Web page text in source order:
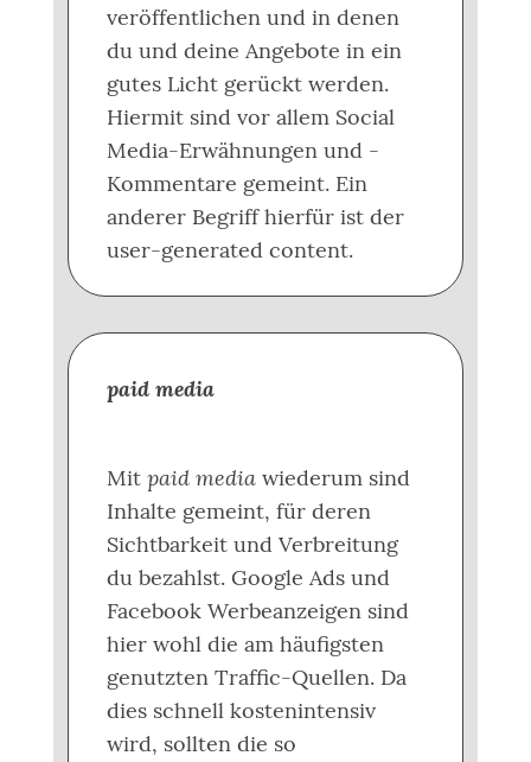
veröffentlichen und in denen
du und deine Angebote in ein
gutes Licht gerückt werden.
Hiermit sind vor allem Social
Media-Erwähnungen und -
Kommentare gemeint. Ein
anderer Begriff hierfür ist der
user-generated content.
paid media
Mit paid mediawiederum sind
Inhalte gemeint, für deren
Sichtbarkeit und Verbreitung
du bezahlst. Google Ads und
Facebook Werbeanzeigen sind
hier wohl die am häufigsten
genutzten Traffic-Quellen. Da
dies schnell kostenintensiv
wird, sollten die so